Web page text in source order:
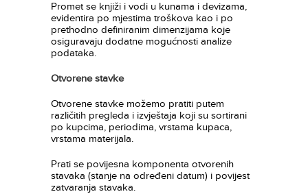
Promet se knjiži i vodi u kunama i devizama,
evidentira po mjestima troškova kao i po
prethodno definiranim dimenzijama koje
osiguravaju dodatne mogućnosti analize
podataka.
Otvorene stavke
Otvorene stavke možemo pratiti putem
različitih pregleda i izvještaja koji su sortirani
po kupcima, periodima, vrstama kupaca,
vrstama materijala.
Prati se povijesna komponenta otvorenih
stavaka (stanje na određeni datum) i povijest
zatvaranja stavaka.